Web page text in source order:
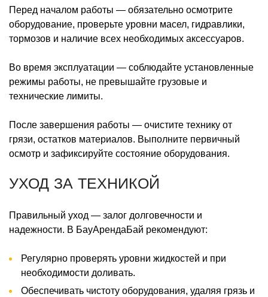
Перед началом работы — обязательно осмотрите
оборудование, проверьте уровни масел, гидравлики,
тормозов и наличие всех необходимых аксессуаров.
Во время эксплуатации — соблюдайте установленные
режимы работы, не превышайте грузовые и
технические лимиты.
После завершения работы — очистите технику от
грязи, остатков материалов. Выполните первичный
осмотр и зафиксируйте состояние оборудования.
УХОД ЗА ТЕХНИКОЙ
Правильный уход — залог долговечности и
надежности. В БауАрендаБай рекомендуют:
Регулярно проверять уровни жидкостей и при
необходимости доливать.
Обеспечивать чистоту оборудования, удаляя грязь и